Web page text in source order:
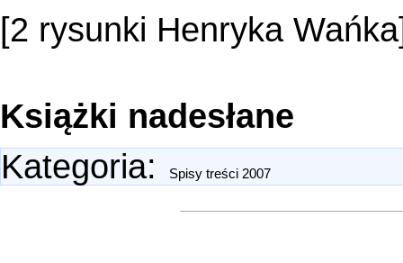
[2 rysunki Henryka
Książki nadesłane
Kategoria: Spisy treści 2007